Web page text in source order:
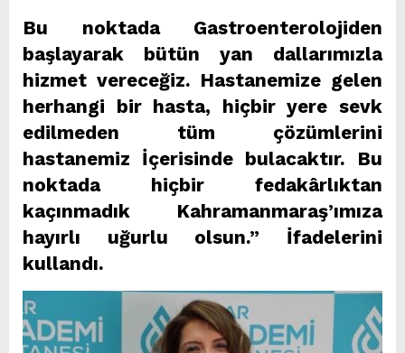
Bu noktada Gastroenterolojiden
başlayarak bütün yan dallarımızla
hizmet vereceğiz. Hastanemize gelen
herhangi bir hasta, hiçbir yere sevk
edilmeden tüm çözümlerini
hastanemiz İçerisinde bulacaktır. Bu
noktada hiçbir fedakârlıktan
kaçınmadık Kahramanmaraş’ımıza
hayırlı uğurlu olsun.” İfadelerini
kullandı.